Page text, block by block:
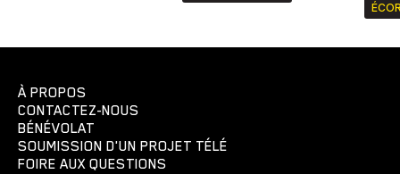
À PROPOS
CONTACTEZ-NOUS
BÉNÉVOLAT
SOUMISSION D'UN PROJET TÉLÉ
FOIRE AUX QUESTIONS